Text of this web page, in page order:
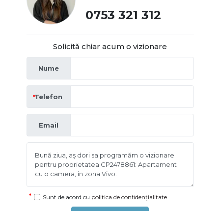
0753 321 312
Solicită chiar acum o vizionare
Nume
Telefon
Email
Sunt de acord cu politica de confidențialitate